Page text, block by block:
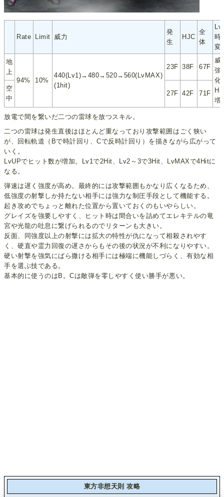
Rate Limit 威力
発
生
HJC
全
体
時
変
地
上
94%
10%
440(Lv1)→480→520→560(LvMAX)
(1hit)
23F 38F 67F
威
強
化
増
空
中
27F 42F 71F
放電で間を繋いだ二つの雷球を放つスキル。
二つの雷球は発生直後はほとんど重なっており攻撃範囲はごく狭い
が、回転軌道（Bで時計回り、Cで反時計回り）を描きながら広がって
いく。
LvUPでヒット数が増加。Lv1で2Hit、Lv2～3で3Hit、LvMAXで4Hitに
なる。
弾速は遅く強度が高め。最終的には攻撃範囲もかなり広くなるため、
低強度の射撃しか持たない相手には強力な制圧手段として機能する。
起き攻めでちょっと離れた位置から置いておくのもいやらしい。
グレイズを強要しやすく、ヒット時は間合いを詰めてエレキテルの竜
宮や光龍の吐息に繋げられるのでリターンも大きい。
反面、同強度以上の射撃には拡大の特性が仇になって相殺されやす
く、硬直や霊力回復の遅さからもその後の状況が不利になりやすい。
硬い射撃を強気にばら撒ける相手には極端に機能しづらく、有効な相
手を選ぶ技である。
基本的に使うのはB。Cは敵弾を零しやすく使い勝手が悪い。
東方非想天則 攻略